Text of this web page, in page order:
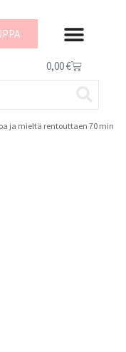
0,00€
ja mieltä rentouttaen 70 min